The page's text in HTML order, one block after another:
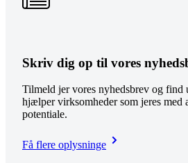
Skriv dig op til vores
Tilmeld jer vores nyhedsbrev og find
hjælper virksomheder som jeres med
potentiale.
Få flere oplysninge